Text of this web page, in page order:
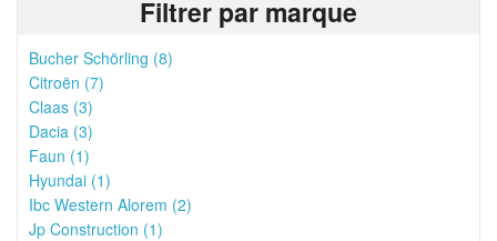
Filtrer par marque
Bucher Schörling (8)
Citroën (7)
Claas (3)
Dacia (3)
Faun (1)
Hyundai (1)
Ibc Western Alorem (2)
Jp Construction (1)